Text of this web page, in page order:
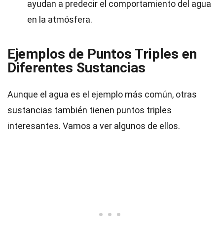
ayudan a predecir el comportamiento del agua
en la atmósfera.
Ejemplos de Puntos Triples en
Diferentes Sustancias
Aunque el agua es el ejemplo más común, otras
sustancias también tienen puntos triples
interesantes. Vamos a ver algunos de ellos.